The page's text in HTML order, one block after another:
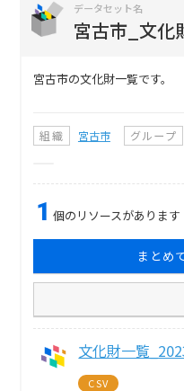
データセット名
宮古市_文化
宮古市の文化財一覧です。
組織 宮古市 グループ
1 個のリソースがあります
まとめ
文化財一覧
CSV